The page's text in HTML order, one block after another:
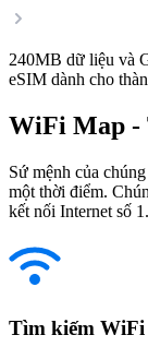
240MB dữ liệu và
eSIM dành cho
WiFi Map -
Sứ mệnh của
một thời điểm.
kết nối Internet số 1.
Tìm kiếm WiFi